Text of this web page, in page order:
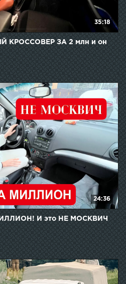
35:18
КРОССОВЕР ЗА 2 млн и он
24:36
И это НЕ МОСКВИЧ